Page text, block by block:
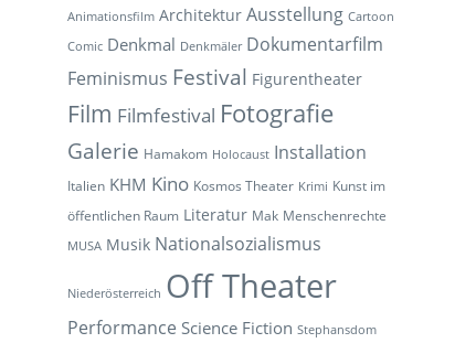
Animationsfilm Architektur Ausstellung Cartoon
Comic Denkmal Denkmäler Dokumentarfilm
Feminismus Festival Figurentheater
Film Filmfestival Fotografie
Galerie Hamakom Holocaust Installation
Italien KHM Kino Kosmos Theater Krimi Kunst im
öffentlichen Raum Literatur Mak Menschenrechte
MUSA Musik Nationalsozialismus
Niederösterreich Off Theater
Performance Science Fiction Stephansdom